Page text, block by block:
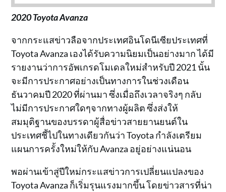
2020 Toyota Avanza
จากกระแสข่าวลือจากประเทศอินโดนีเซียประเทศที่
Toyota Avanza เองได้รับความนิยมเป็นอย่างมาก ได้มี
รายงานว่าการอัพเกรดโมเดลใหม่สำหรับปี 2021 นั้น
จะมีการประกาศอย่างเป็นทางการในช่วงเดือน
ธันวาคมปี 2020 ที่ผ่านมา ซึ่งเมื่อถึงเวลาจริงๆ กลับ
ไม่มีการประกาศใดๆจากทางผู้ผลิต ซึ่งส่งให้
สมมุติฐานของบรรดาผู้สื่อข่าวสายยานยนต์ใน
ประเทศชี้ไปในทางเดียวกันว่า Toyota กำลังเตรียม
แผนการครั้งใหม่ให้กับ Avanza อยู่อย่างแน่นอน
พอผ่านเข้าสู่ปีใหม่กระแสข่าวการเปลี่ยนแปลงของ
Toyota Avanza ก็เริ่มรุนแรงมากขึ้น โดยข่าวสารที่น่า